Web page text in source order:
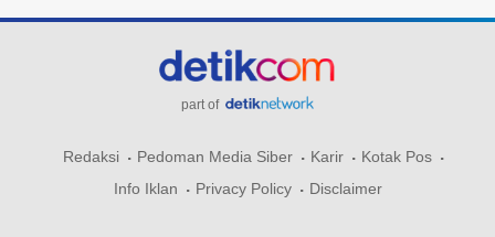
part of
Redaksi Pedoman Media Siber Karir
Kotak Pos
Info Iklan
Privacy Policy Disclaimer